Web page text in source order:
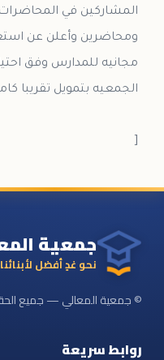
المشاركين في المحاضرات
ومحاضرين وأعلن عن
مجانيه للمدارس وفق
[
جمعية
نحو غدٍ أفضل لأبنائنا
© جمعية المعالي — جميع
روابط سريعة